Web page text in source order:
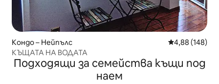
Кондо – Нейпълс Средна
4,88 (148)
КЪЩАТА НА ВОДАТА
Подходящи за семейства къщи под
наем